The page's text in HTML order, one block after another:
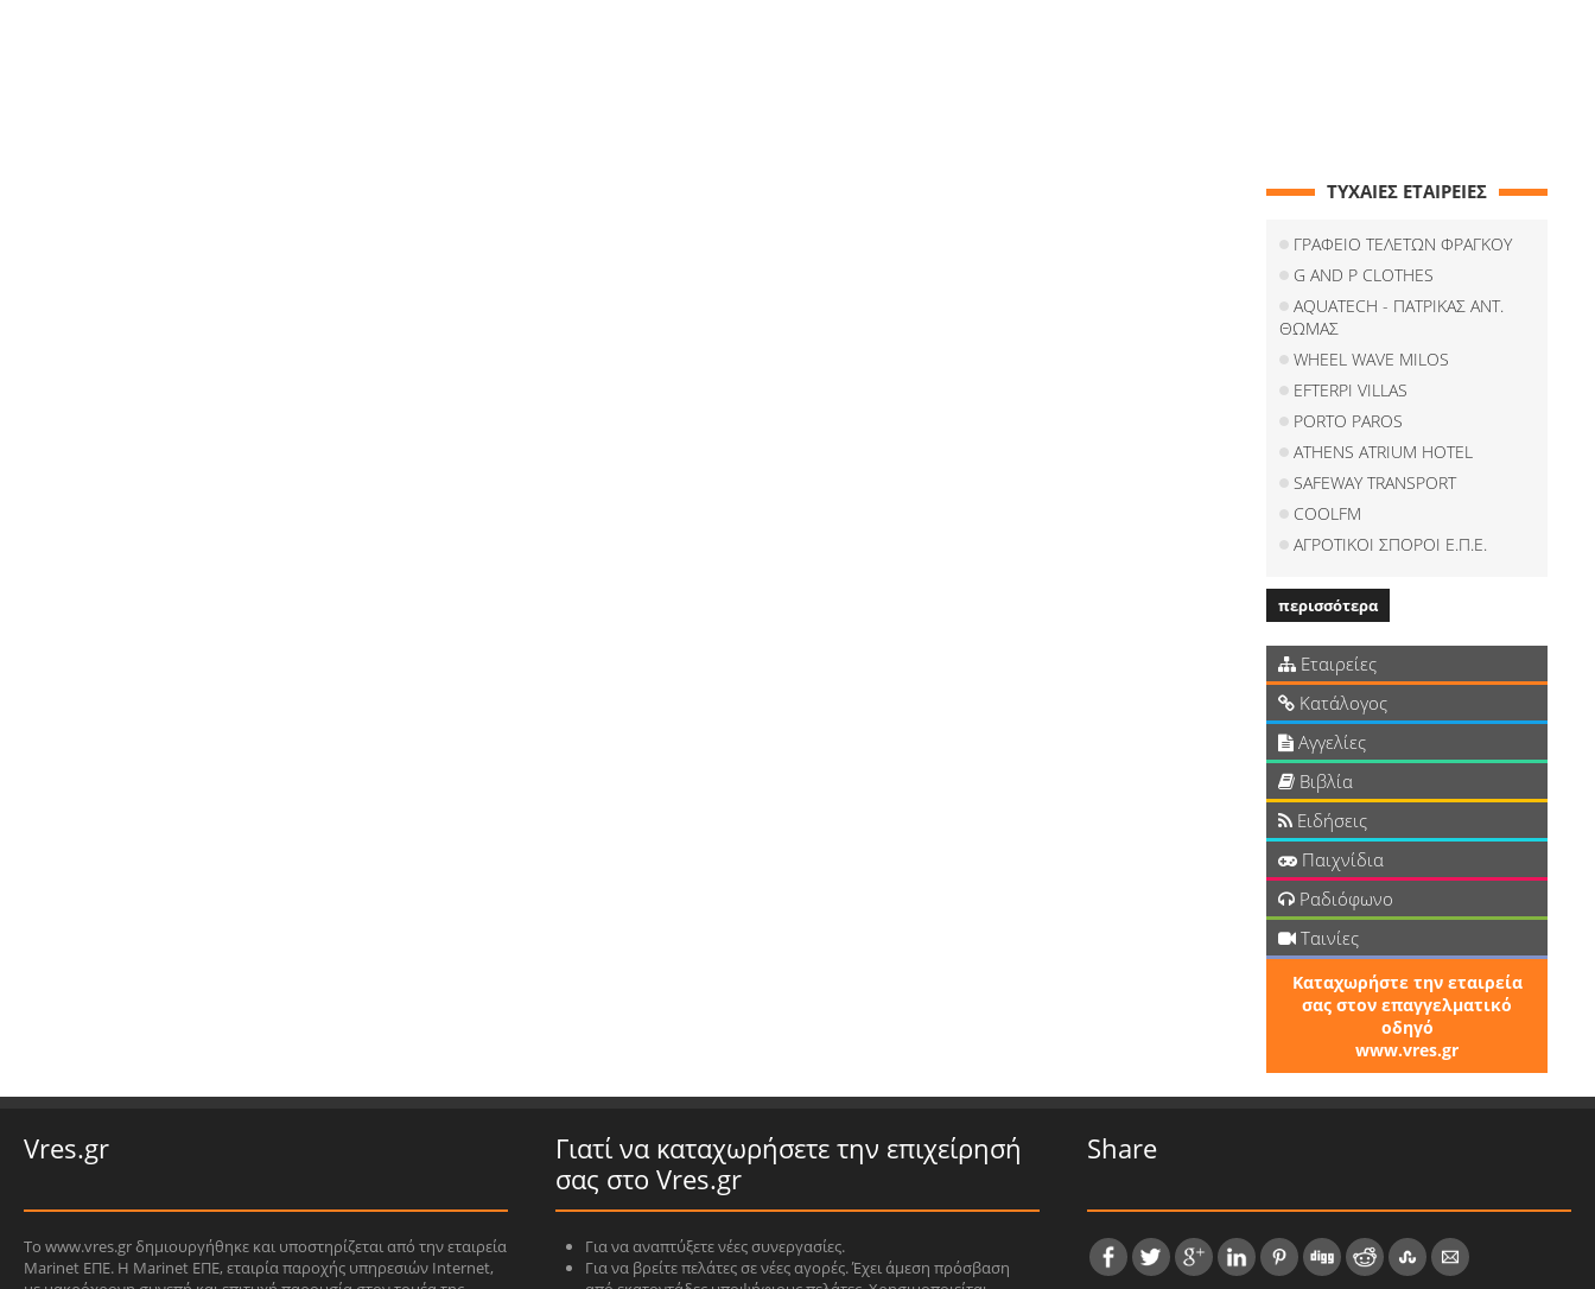
ΤΥΧΑΙΕΣ ΕΤΑΙΡΕΙΕΣ
ΓΡΑΦΕΙΟ ΤΕΛΕΤΩΝ ΦΡΑΓΚΟΥ
G AND P CLOTHES
AQUATECH - ΠΑΤΡΙΚΑΣ ΑΝΤ.
ΘΩΜΑΣ
WHEEL WAVE MILOS
EFTERPI VILLAS
PORTO PAROS
ATHENS ATRIUM HOTEL
SAFEWAY TRANSPORT
COOLFM
ΑΓΡΟΤΙΚΟΙ ΣΠΟΡΟΙ Ε.Π.Ε.
περισσότερα
Εταιρείες
Κατάλογος
Αγγελίες
Βιβλία
Ειδήσεις
Παιχνίδια
Ραδιόφωνο
Ταινίες
Καταχωρήστε την εταιρεία
σας στον επαγγελματικό
οδηγό
www.vres.gr
Vres.gr
Το www.vres.gr δημιουργήθηκε και υποστηρίζεται από την εταιρεία
Marinet ΕΠΕ. Η Marinet ΕΠΕ, εταιρία παροχής υπηρεσιών Internet,
Γιατί να καταχωρήσετε την επιχείρησή
σας στο Vres.gr
Για να αναπτύξετε νέες συνεργασίες.
Για να βρείτε πελάτες σε νέες αγορές. Έχει άμεση πρόσβαση
Share